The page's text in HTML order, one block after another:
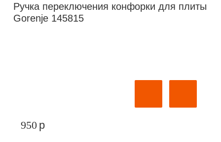
Ручка переключения конфорки для плиты
Gorenje 145815
950 p